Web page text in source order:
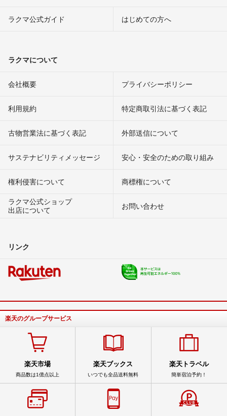
ラクマ公式ガイド はじめての方へ
ラクマについて
会社概要 プライバシーポリシー
利用規約 特定商取引法に基づく表記
古物営業法に基づく表記 外部送信について
サステナビリティメッセージ 安心・安全のための取り組み
権利侵害について
商標権について
ラクマ公式ショップ
出店について
お問い合わせ
リンク
楽天のグループサービス
楽天市場
商品数は1億点以上
楽天ブックス
いつでも全品送料無料
楽天トラベル
簡単宿泊予約！